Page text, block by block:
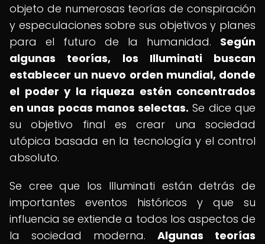
objeto de numerosas teorías de conspiración
y especulaciones sobre sus objetivos y planes
para el futuro de la humanidad. Según
algunas teorías, los Illuminati buscan
establecer un nuevo orden mundial, donde
el poder y la riqueza estén concentrados
en unas pocas manos selectas. Se dice que
su objetivo final es crear una sociedad
utópica basada en la tecnología y el control
absoluto.
Se cree que los Illuminati están detrás de
importantes eventos históricos y que su
influencia se extiende a todos los aspectos de
la sociedad moderna. Algunas teorías